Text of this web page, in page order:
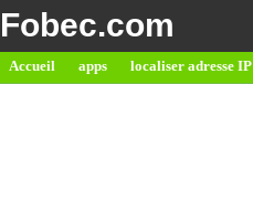
Fobec.com
Accueil apps localiser adresse IP